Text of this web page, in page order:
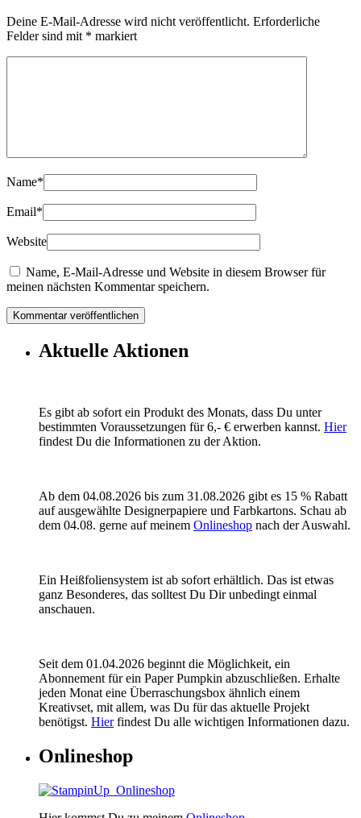
Deine E-Mail-Adresse wird nicht veröffentlicht. Erforderliche
Felder sind mit * markiert
Name*
Email*
Website
Name, E-Mail-Adresse und Website in diesem Browser für
meinen nächsten Kommentar speichern.
Aktuelle Aktionen
Es gibt ab sofort ein Produkt des Monats, dass Du unter
bestimmten Voraussetzungen für 6,- € erwerben kannst. Hier
findest Du die Informationen zu der Aktion.
Ab dem 04.08.2026 bis zum 31.08.2026 gibt es 15 % Rabatt
auf ausgewählte Designerpapiere und Farbkartons. Schau ab
dem 04.08. gerne auf meinem Onlineshop nach der Auswahl.
Ein Heißfoliensystem ist ab sofort erhältlich. Das ist etwas
ganz Besonderes, das solltest Du Dir unbedingt einmal
anschauen.
Seit dem 01.04.2026 beginnt die Möglichkeit, ein
Abonnement für ein Paper Pumpkin abzuschließen. Erhalte
jeden Monat eine Überraschungsbox ähnlich einem
Kreativset, mit allem, was Du für das aktuelle Projekt
benötigst. Hierfindest Du alle wichtigen Informationen dazu.
Onlineshop